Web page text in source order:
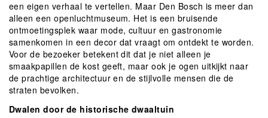
Toeristische routes
Natuurgebieden
Baroniepoorten
Sport
Andere City Apps
een eigen verhaal te vertellen. Maar Den Bosch is meer dan
alleen een openluchtmuseum. Het is een bruisende
ontmoetingsplek waar mode, cultuur en gastronomie
samenkomen in een decor dat vraagt om ontdekt te worden.
Voor de bezoeker betekent dit dat je niet alleen je
smaakpapillen de kost geeft, maar ook je ogen uitkijkt naar
de prachtige architectuur en de stijlvolle mensen die de
straten bevolken.
Dwalen door de historische dwaaltuin